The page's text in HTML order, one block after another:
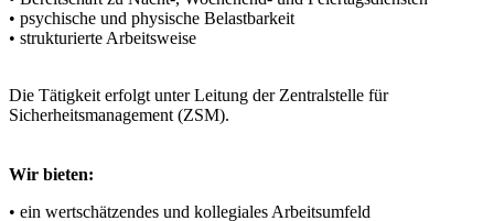
• psychische und physische Belastbarkeit
• strukturierte Arbeitsweise
Die Tätigkeit erfolgt unter Leitung der Zentralstelle für
Sicherheitsmanagement (ZSM).
Wir bieten:
• ein wertschätzendes und kollegiales Arbeitsumfeld